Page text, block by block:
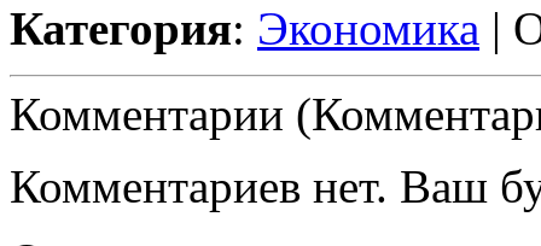
Категория: Экономика |
Комментарии
Комментариев нет. Ваш